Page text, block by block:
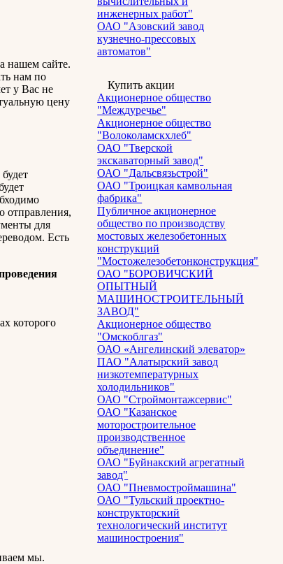
нашем сайте.
нам по
у Вас не
цену
отправления,
для
Есть
которого
мы.
инженерных работ"
ОАО "Азовский завод
кузнечно-прессовых
автоматов"
Купить акции
Акционерное общество
"Междуречье"
Акционерное общество
"Волоколамскхлеб"
ОАО "Тверской
экскаваторный завод"
ОАО "Дальсвязьстрой"
ОАО "Троицкая камвольная
фабрика"
Публичное акционерное
общество по производству
мостовых железобетонных
конструкций
"Мостожелезобетонконструкция"
ОАО "БОРОВИЧСКИЙ
ОПЫТНЫЙ
МАШИНОСТРОИТЕЛЬНЫЙ
ЗАВОД"
Акционерное общество
"Омскоблгаз"
ОАО «Ангелинский элеватор»
ПАО "Алатырский завод
низкотемпературных
холодильников"
ОАО "Строймонтажсервис"
ОАО "Казанское
моторостроительное
производственное
объединение"
ОАО "Буйнакский агрегатный
завод"
ОАО "Пневмостроймашина"
ОАО "Тульский проектно-
конструкторский
технологический институт
машиностроения"